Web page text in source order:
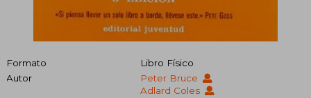
Formato
Libro Físico
Autor
Peter Bruce
Adlard Coles